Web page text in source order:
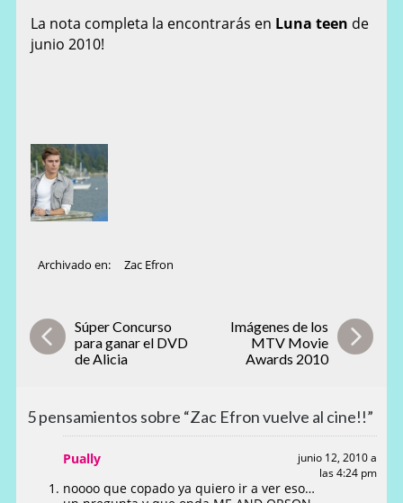
La nota completa la encontrarás en Luna teen de
junio 2010!
Archivado en: Zac Efron
Súper Concurso
para ganar el DVD
de Alicia
Imágenes de los
MTV Movie
Awards 2010
5 pensamientos sobre “Zac Efron vuelve al cine!!”
Pually
junio 12, 2010 a
las 4:24 pm
noooo que copado ya quiero ir a ver eso…